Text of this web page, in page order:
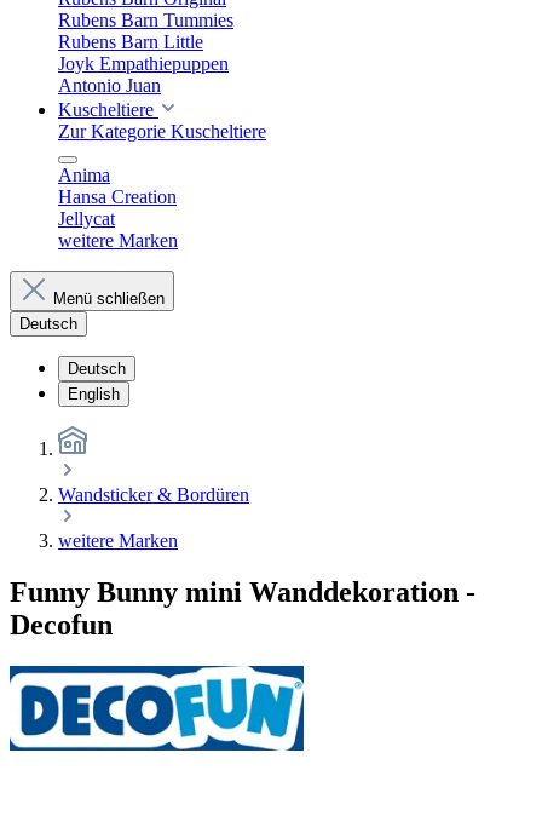
Rubens Barn Tummies
Rubens Barn Little
Joyk Empathiepuppen
Antonio Juan
Kuscheltiere
Zur Kategorie Kuscheltiere
Anima
Hansa Creation
Jellycat
weitere Marken
Menü schließen
Deutsch
Deutsch
English
Wandsticker & Bordüren
weitere Marken
Funny Bunny mini Wanddekoration -
Decofun